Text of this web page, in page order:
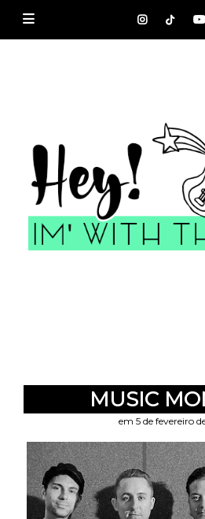
MUSIC
em 5 de fevereiro